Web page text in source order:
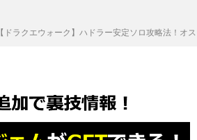
【ドラクエウォーク】ハドラー安定ソロ攻略法！オ